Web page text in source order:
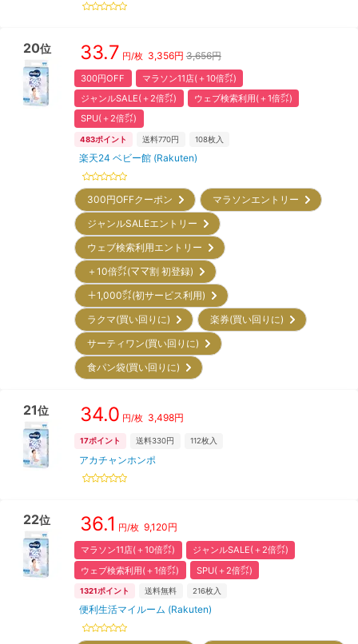
20位 33.7 円/枚 3,356円 3,656円
300円OFF
マラソン11店(＋10倍㌽)
ジャンルSALE(＋2倍㌽)
ウェブ検索利用(＋1倍㌽)
SPU(＋2倍㌽)
483ポイント 送料770円 108枚入
楽天24 ベビー館 (Rakuten)
300円OFFクーポン
マラソンエントリー
ジャンルSALEエントリー
ウェブ検索利用エントリー
＋10倍㌽(ママ割 初登録)
＋1,000㌽(初サービス利用)
ラクマ(買い回りに)
楽券(買い回りに)
サーティワン(買い回りに)
食パン袋(買い回りに)
21位 34.0 円/枚 3,498円
17ポイント 送料330円 112枚入
アカチャンホンポ
22位 36.1 円/枚 9,120円
マラソン11店(＋10倍㌽)
ジャンルSALE(＋2倍㌽)
ウェブ検索利用(＋1倍㌽)
SPU(＋2倍㌽)
1321ポイント 送料無料 216枚入
便利生活マイルーム (Rakuten)